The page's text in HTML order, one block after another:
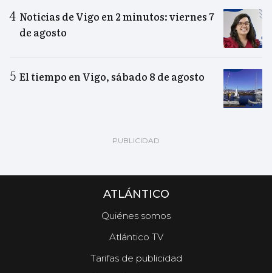
Noticias de Vigo en 2 minutos: viernes 7
de agosto
El tiempo en Vigo, sábado 8 de agosto
ATLÁNTICO
Quiénes somos
Atlántico TV
Tarifas de publicidad